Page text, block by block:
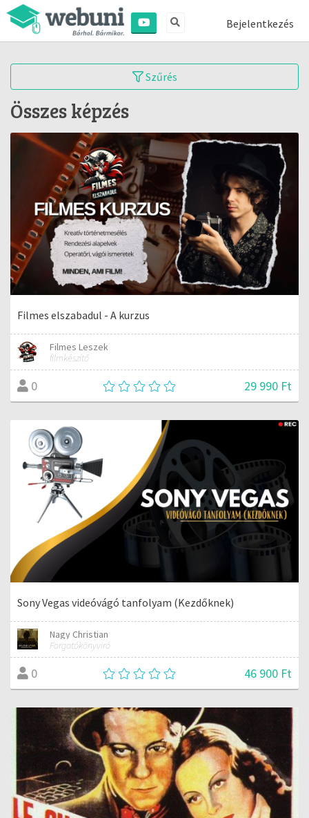
Bejelentkezés
Szűrés
Összes képzés
Filmes elszabadul - A kurzus
Filmes Leszek
filmkészítő
0 29 990 Ft
Sony Vegas videóvágó tanfolyam (Kezdőknek)
Nagy Christian
Forgatókönyviró
0 46 900 Ft